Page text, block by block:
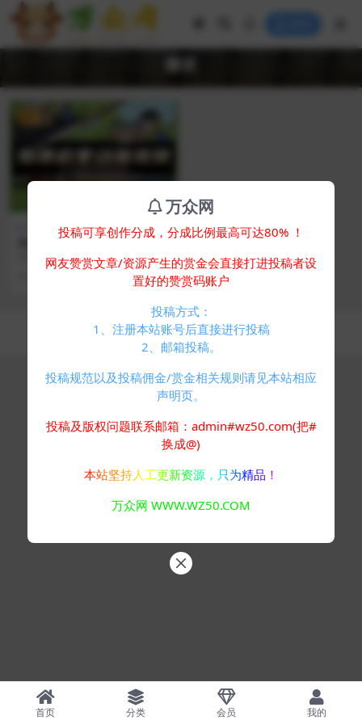
网络素材
初中物理启蒙142集小学趣味
看动画片爆笑搞笑动漫入门视
频素材
物理启蒙动画视频142节 幽默动画
物理科
30
Copyright © 2024万众网- All rights reserved
浙ICP备05025058号-4
首页 分类 会员 我的
万众网
投稿可享创作分成，分成比例最高可达80% ！
网友赞赏文章/资源产生的赏金会直接打进投稿者设
置好的赞赏码账户
投稿方式：
1、注册本站账号后直接进行投稿
2、邮箱投稿。
投稿规范以及投稿佣金/赏金相关规则请见本站相应
声明页。
投稿及版权问题联系邮箱：admin#wz50.com(把#
换成@)
本站坚持人工更新资源，只为精品！
万众网 WWW.WZ50.COM